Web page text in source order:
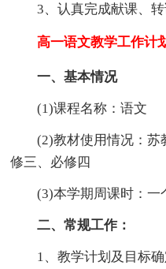
3、认真完成献课、转
高一语文教学工作计
一、基本情况
(1)课程名称：语文
(2)教材使用情况：苏
修三、必修四
(3)本学期周课时：一
二、常规工作：
1、教学计划及目标确